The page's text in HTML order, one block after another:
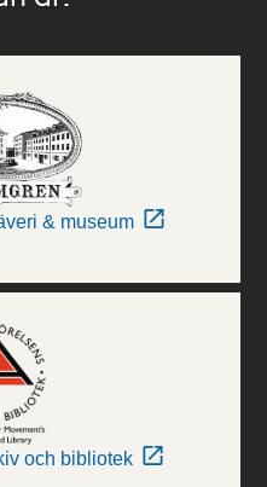
& museum
och bibliotek